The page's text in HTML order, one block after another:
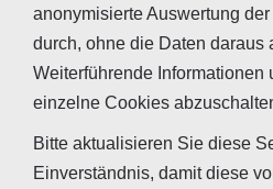
Holz,
Insekten
anonymisierte Auswertung
durch, ohne die Daten daraus
Weiterführende Informationen
einzelne Cookies
Bitte aktualisieren Sie diese
Einverständnis, damit diese